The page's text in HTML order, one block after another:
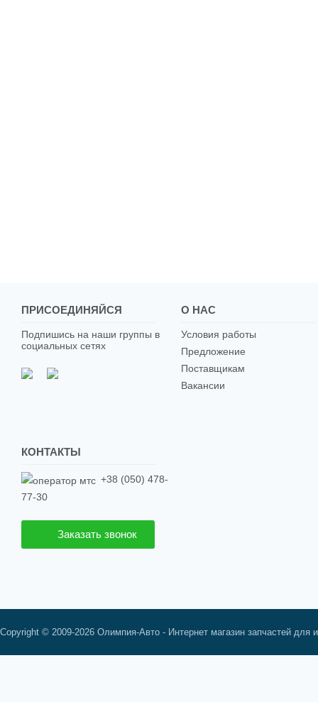
ПРИСОЕДИНЯЙСЯ
Подпишись на наши группы в
социальных сетях
О НАС
Условия работы
Предложение
Поставщикам
Вакансии
КОНТАКТЫ
+38 (050) 478-
77-30
Заказать звонок
Copyright © 2009-2026 Олимпия-Авто - Интернет магазин запчастей для